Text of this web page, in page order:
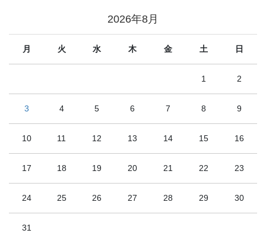
2026年8月
月 火 水 木 金 土 日
1 2
3 4 5 6 7 8 9
10 11 12 13 14 15 16
17 18 19 20 21 22 23
24 25 26 27 28 29 30
31